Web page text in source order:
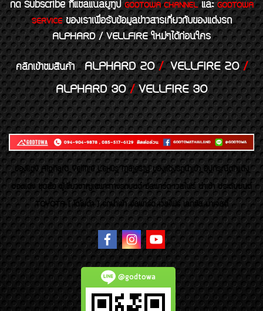
กด Subscribe ที่แชลแนลยูทูปGODTOWA CHANNELและGODTOWA
SERVICEของเราเพื่อรับข้อมูลข่าวสารเกี่ยวกับของแต่งรถ
ALPHARD / VELLFIRE ใหม่ๆได้ก่อนใคร
คลิกเข้าชมสินค้า ALPHARD 20/VELLFIRE 20/
ALPHARD 30/VELLFIRE 30
ของเเต่ง Alphard Vellfire Lexus Majesty ของเเต่งรถนำเข้า อุปกรณ์ตกแต่ง
ของแต่ง ชุดล้อ ผู้เชี่ยวชาญเฉพาะทางรถยนต์ อัลพาร์ด เวลไฟร์ นำเข้า ประดับยนต์
TOYOTA ( โตโยต้า ) รถนำเข้า อัลพาร์ด เวลไฟร์ เลกซัส มาเจสตี้
@godtowa